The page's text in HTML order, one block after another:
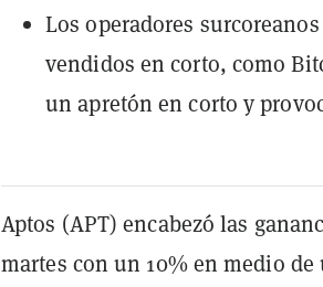
Los operadores
vendidos en corto, como
un apretón en corto y
Aptos (APT) encabezó las
martes con un 10% en medio